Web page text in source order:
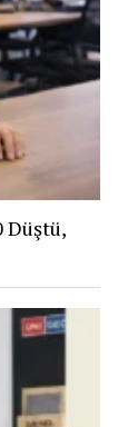
Düştü,